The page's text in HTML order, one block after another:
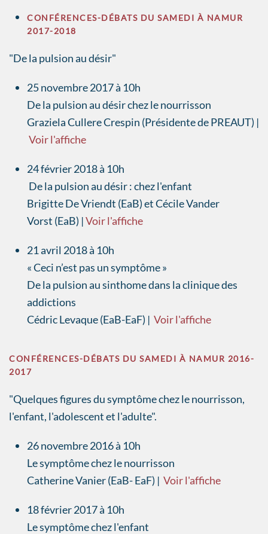
CONFÉRENCES-DÉBATS DU SAMEDI À NAMUR
2017-2018
"De la pulsion au désir"
25 novembre 2017 à 10h
De la pulsion au désir chez le nourrisson
Graziela Cullere Crespin (Présidente de PREAUT) |
Voir l'affiche
24 février 2018 à 10h
De la pulsion au désir : chez l'enfant
Brigitte De Vriendt (EaB) et Cécile Vander
Vorst (EaB) |Voir l'affiche
21 avril 2018 à 10h
« Ceci n’est pas un symptôme »
De la pulsion au sinthome dans la clinique des
addictions
Cédric Levaque (EaB-EaF) | Voir l'affiche
CONFÉRENCES-DÉBATS DU SAMEDI À NAMUR 2016-
2017
"Quelques figures du symptôme chez le nourrisson,
l'enfant, l'adolescent et l'adulte".
26 novembre 2016 à 10h
Le symptôme chez le nourrisson
Catherine Vanier (EaB- EaF) | Voir l'affiche
18 février 2017 à 10h
Le symptôme chez l'enfant